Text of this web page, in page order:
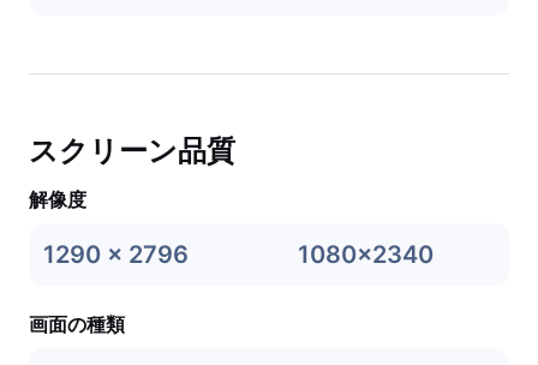
スクリーン品質
解像度
1290 x 2796 1080x2340
画面の種類